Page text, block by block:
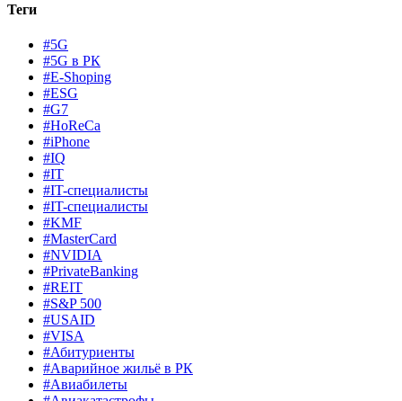
Теги
#5G
#5G в РК
#E-Shoping
#ESG
#G7
#HoReCa
#iPhone
#IQ
#IT
#IT-специалисты
#IT-специалисты
#KMF
#MasterCard
#NVIDIA
#PrivateBanking
#REIT
#S&P 500
#USAID
#VISA
#Абитуриенты
#Аварийное жильё в РК
#Авиабилеты